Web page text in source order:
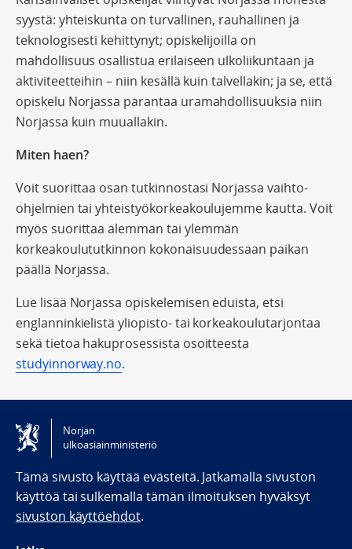
syystä: yhteiskunta on turvallinen, rauhallinen ja
teknologisesti kehittynyt; opiskelijoilla on
mahdollisuus osallistua erilaiseen ulkoliikuntaan ja
aktiviteetteihin – niin kesällä kuin talvellakin; ja se, että
opiskelu Norjassa parantaa uramahdollisuuksia niin
Norjassa kuin muuallakin.
Miten haen?
Voit suorittaa osan tutkinnostasi Norjassa vaihto-
ohjelmien tai yhteistyökorkeakoulujemme kautta. Voit
myös suorittaa alemman tai ylemmän
korkeakoulututkinnon kokonaisuudessaan paikan
päällä Norjassa.
Lue lisää Norjassa opiskelemisen eduista, etsi
englanninkielistä yliopisto- tai korkeakoulutarjontaa
sekä tietoa hakuprosessista osoitteesta
studyinnorway.no.
Norjan
ulkoasiainministeriö
Tämä sivusto käyttää evästeitä. Jatkamalla sivuston
käyttöä tai sulkemalla tämän ilmoituksen hyväksyt
sivuston käyttöehdot.